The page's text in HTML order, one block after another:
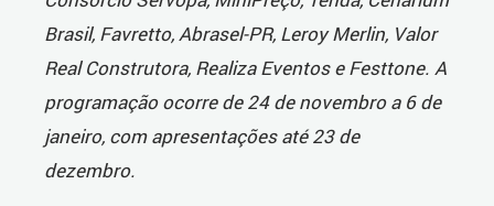
Brasil, Favretto, Abrasel-PR, Leroy Merlin, Valor
Real Construtora, Realiza Eventos e Festtone. A
programação ocorre de 24 de novembro a 6 de
janeiro, com apresentações até 23 de
dezembro.